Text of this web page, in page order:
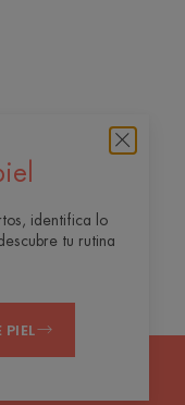
identifica lo
tu rutina